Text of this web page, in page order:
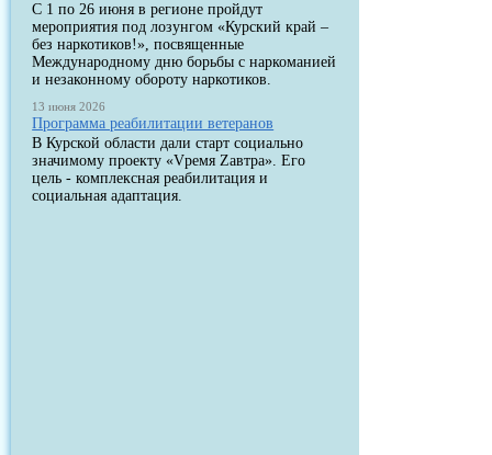
С 1 по 26 июня в регионе пройдут
мероприятия под лозунгом «Курский край –
без наркотиков!», посвященные
Международному дню борьбы с наркоманией
и незаконному обороту наркотиков.
13 июня 2026
Программа реабилитации ветеранов
В Курской области дали старт социально
значимому проекту «Vремя Zавтра». Его
цель - комплексная реабилитация и
социальная адаптация.